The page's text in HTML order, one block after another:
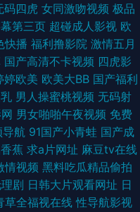
91小视频黄 国产一卡二区 日韩
频 蜜臀av福利在线 一级毛久久
五月婷姐 91干逼电影网 欧美性
91在线网站免费观看 九九热艹
看 黑料日本不卡 深夜成人福利
影音先锋中文字幕日 91制作视
码四虎 女同激吻视频 极品
第三页 超碰成人影视 欧
快播 福利撸影院 激情五月
国产高清不卡视频 四虎影
婷欧美 欧美大BB 国产福利
男人操蜜桃视频 无码射
男女啪啪午夜视频 免费
导航 91国产小青蛙 国产成
蕉 求a片网址 麻豆tv在线
情视频 黑料吃瓜精品偷拍
剧 日韩大片观看网址 日
草全福视在线 性导航影视